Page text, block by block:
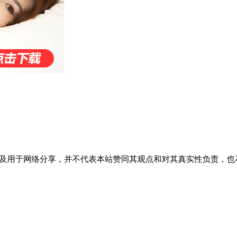
于网络分享，并不代表本站赞同其观点和对其真实性负责，